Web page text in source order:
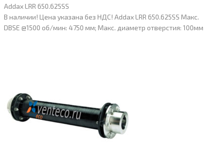
Addax LRR 650.625SS
В наличии! Цена указана без НДС! Addax LRR 650.625SS Макс.
DBSE @1500 об/мин: 4750 мм; Макс. диаметр отверстия: 100мм